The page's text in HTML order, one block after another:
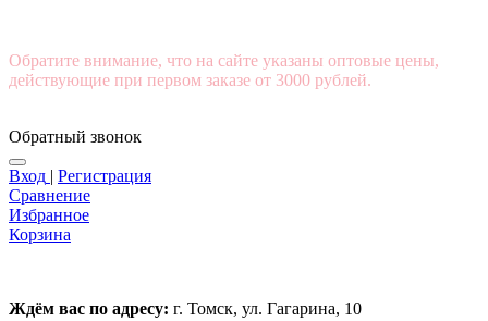
Обратите внимание, что на сайте указаны оптовые цены,
действующие при первом заказе от 3000 рублей.
Обратный звонок
Вход | Регистрация
Сравнение
Избранное
Корзина
Ждём вас по адресу: г. Томск, ул. Гагарина, 10